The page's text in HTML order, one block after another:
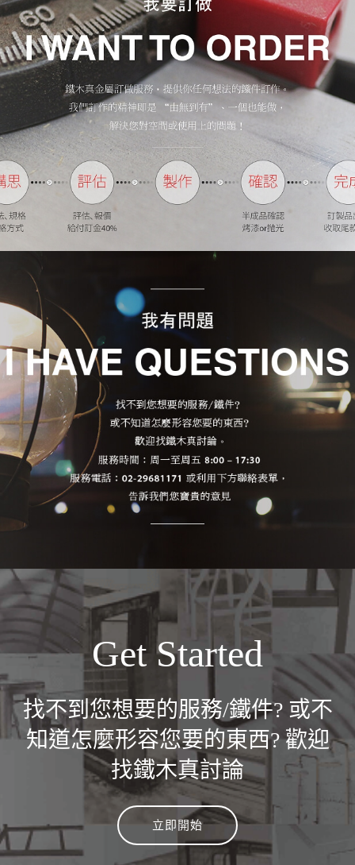
Get Started
找不到您想要的服務/鐵件? 或不
知道怎麼形容您要的東西? 歡迎
找鐵木真討論
立即開始